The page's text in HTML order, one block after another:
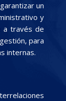
un
y
a través de
para
internas.